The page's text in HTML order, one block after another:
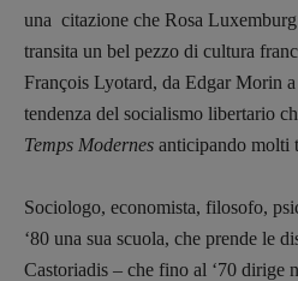
una citazione che Rosa
transita un bel pezzo di cultura
François Lyotard, da Edgar Morin
tendenza del socialismo libertario
Temps Modernes anticipando molti
Sociologo, economista, filosofo,
‘80 una sua scuola, che prende le
Castoriadis – che fino al ‘70 dirige